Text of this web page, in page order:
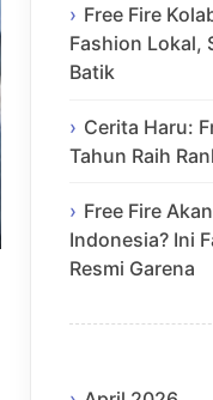
Free Fire
Fashion Lokal,
Batik
Cerita Haru:
Tahun Raih
Free Fire
Indonesia? Ini
Resmi Garena